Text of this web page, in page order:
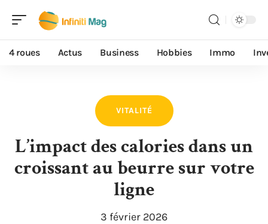
4 roues Actus Business Hobbies Immo
VITALITÉ
L’impact des calories dans un
croissant au beurre sur votre
ligne
3 février 2026